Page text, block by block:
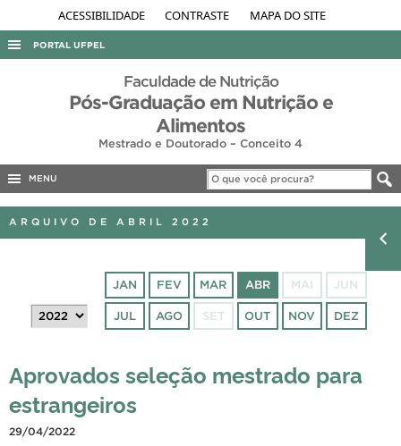
ACESSIBILIDADE CONTRASTE MAPA DO SITE
PORTAL UFPEL
ACESSO À INFORMAÇÃO
AUDITORIA
CONCURSOS
INTERNACIONAL
TELEFONES
Faculdade de Nutrição
Pós-Graduação em Nutrição e
Alimentos
Mestrado e Doutorado – Conceito 4
MENU
ARQUIVO DE ABRIL 2022
JAN FEV MAR ABR MAI JUN
JUL AGO SET OUT NOV DEZ
Aprovados seleção mestrado para
estrangeiros
29/04/2022